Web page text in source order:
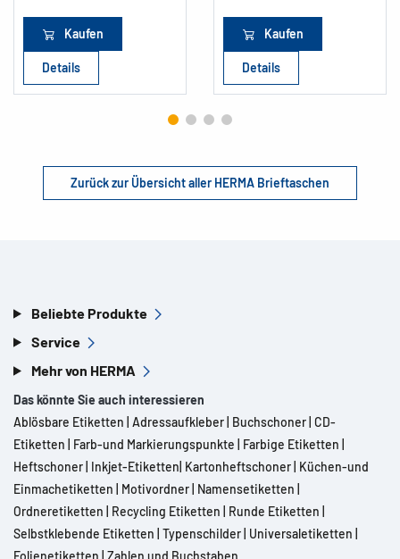
Kaufen
Details
Kaufen
Details
Zurück zur Übersicht aller HERMA Brieftaschen
Beliebte Produkte
Service
Mehr von HERMA
Das könnte Sie auch interessieren
Ablösbare Etiketten Adressaufkleber Buchschoner CD-
Etiketten
Farb-und Markierungspunkte Farbige Etiketten
Heftschoner Inkjet-Etiketten Kartonheftschoner Küchen-und
Einmachetiketten
Motivordner Namensetiketten
Ordneretiketten
Recycling Etiketten Runde Etiketten
Selbstklebende Etiketten Typenschilder Universaletiketten
Folienetiketten Zahlen und Buchstaben